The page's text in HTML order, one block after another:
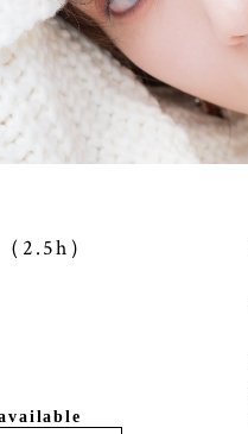
2.5h）